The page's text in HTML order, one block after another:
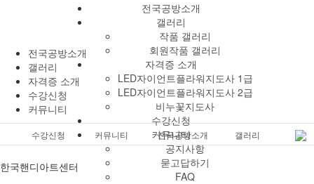
전국공방소개
갤러리
작품 갤러리
회원작품 갤러리
자격증 소개
LED자이언트플라워지도사 1급
LED자이언트플라워지도사 2급
비누꽃지도사
수강신청
커뮤니티
공지사항
묻고답하기
FAQ
전국공방소개
갤러리
자격증 소개
수강신청
커뮤니티
수강신청 커뮤니티 전국공방소개 갤러리 자격증
한국핸디아트센터